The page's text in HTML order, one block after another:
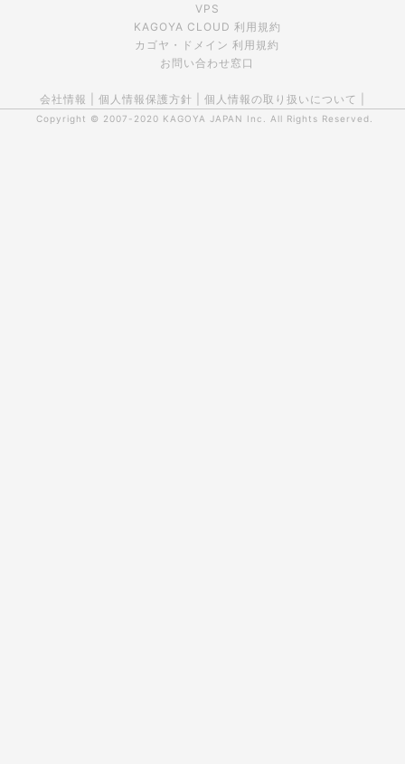
VPS
KAGOYA CLOUD 利用規約
カゴヤ・ドメイン 利用規約
お問い合わせ窓口
会社情報 個人情報保護方針 個人情報の取り扱いについて
Copyright © 2007-2020 KAGOYA JAPAN Inc. All Rights Reserved.